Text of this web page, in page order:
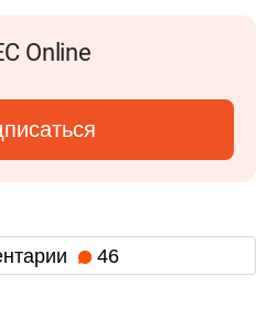
Online
46